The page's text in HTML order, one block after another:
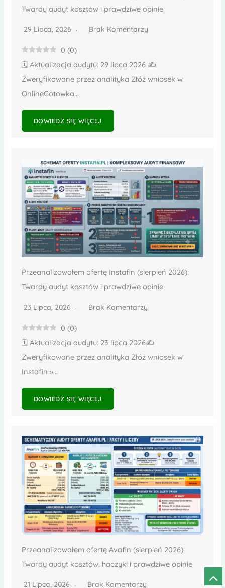
Twardy audyt kosztów i prawdziwe opinie
29 Lipca, 2026 Brak Komentarzy
0 (0)
🗓️ Aktualizacja audytu: 29 lipca 2026 ✍️
Zweryfikowane przez analityka Złóż wniosek w
OnlineGotowka...
DOWIEDZ SIĘ WIĘCEJ
Przeanalizowałem ofertę Instafin (sierpień 2026):
Twardy audyt kosztów i prawdziwe opinie
23 Lipca, 2026 Brak Komentarzy
0 (0)
🗓️ Aktualizacja audytu: 23 lipca 2026✍️
Zweryfikowane przez analityka Złóż wniosek w
Instafin »...
DOWIEDZ SIĘ WIĘCEJ
Przeanalizowałem ofertę Avafin (sierpień 2026):
Twardy audyt kosztów, haczyki i prawdziwe opinie
21 Lipca, 2026 Brak Komentarzy